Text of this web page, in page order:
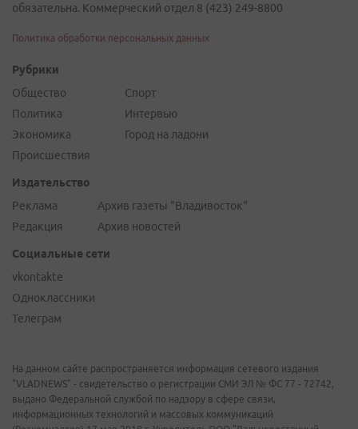
обязательна. Коммерческий отдел 8 (423) 249-8800
Политика обработки персональных данных
Рубрики
Общество
Политика
Экономика
Происшествия
Спорт
Интервью
Город на ладони
Издательство
Реклама
Редакция
Архив газеты "Владивосток"
Архив новостей
Социальные сети
vkontakte
Одноклассники
Телеграм
На данном сайте распространяется информация сетевого издания
"VLADNEWS" - свидетельство о регистрации СМИ ЭЛ № ФС 77 - 72742,
выдано Федеральной службой по надзору в сфере связи,
информационных технологий и массовых коммуникаций